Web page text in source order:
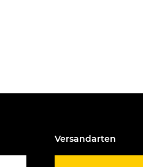
Versandarten